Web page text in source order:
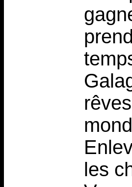
les